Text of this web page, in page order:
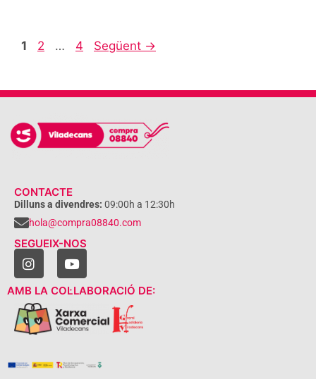
1 2 … 4 Següent →
CONTACTE
Dilluns a divendres: 09:00h a 12:30h
hola@compra08840.com
SEGUEIX-NOS
AMB LA COL·LABORACIÓ DE: